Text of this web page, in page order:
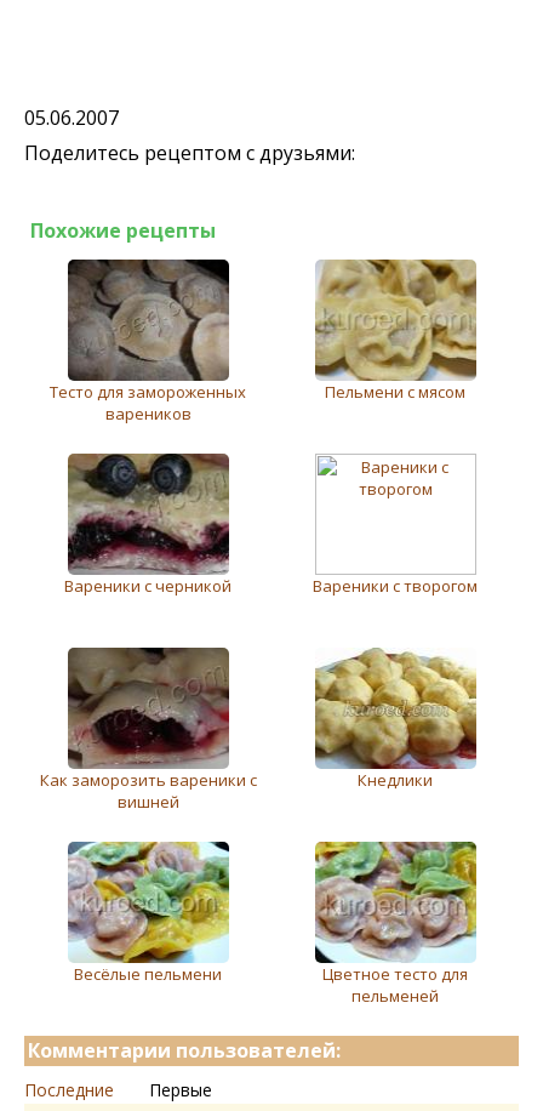
05.06.2007
Поделитесь рецептом с друзьями:
Похожие рецепты
Тесто для замороженных
вареников
Пельмени с мясом
Вареники с черникой Вареники с творогом
Как заморозить вареники с
вишней
Кнедлики
Весёлые пельмени
Цветное тесто для
пельменей
Комментарии пользователей:
Последние Первые